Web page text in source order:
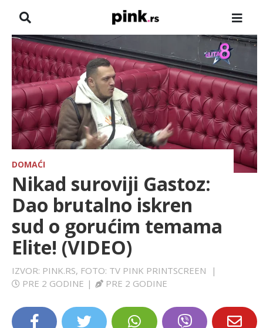
NASLOVNA
VESTI
ZADRUGA
SHOWBIZ
HRONIKA
FARMERI
SPORT
EXTRA
DOMAĆI
Nikad suroviji Gastoz:
Dao brutalno iskren
sud o gorućim temama
Elite! (VIDEO)
IZVOR: PINK.RS, FOTO: TV PINK PRINTSCREEN
|
PRE 2 GODINE | PRE 2 GODINE